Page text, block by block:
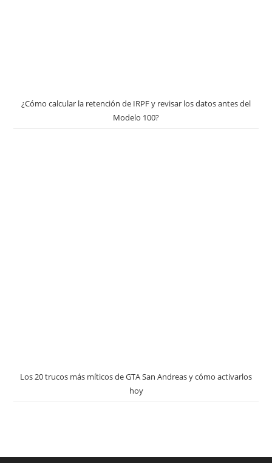
¿Cómo calcular la retención de IRPF y revisar los datos antes del
Modelo 100?
Los 20 trucos más míticos de GTA San Andreas y cómo activarlos
hoy